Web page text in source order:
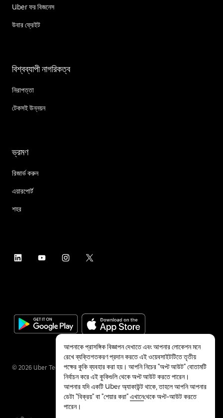
Uber ফর বিজনেস
উবার ফ্রেইট
বিশ্বব্যাপী নাগরিকত্ব
নিরাপত্তা
টেকসই উন্নয়ন
ভ্রমণ
রিজার্ভ করুন
এয়ারপোর্ট
শহর
© 2026 Uber Technologies Inc.
আপনাকে প্রাসঙ্গিক বিজ্ঞাপন দেখাতে এবং আপনার লোকেশন মনে
রেখে ব্যক্তিগতকরণ প্রদান করতে এই ওয়েবসাইটটিতে তৃতীয়
পক্ষের কুকি ব্যবহার করা হয়। আপনি নিচের "অপ্ট আউট" বোতামটি
নির্বাচন করে এই কুকিগুলি থেকে অপ্ট আউট করতে পারেন।
আপনার যদি একটি Uber অ্যাকাউন্ট থাকে, তাহলে আপনি আপনার
ডেটা "বিক্রয়" বা "শেয়ার করা"এখানেথেকে অপ্ট-আউট করতে
পারেন।